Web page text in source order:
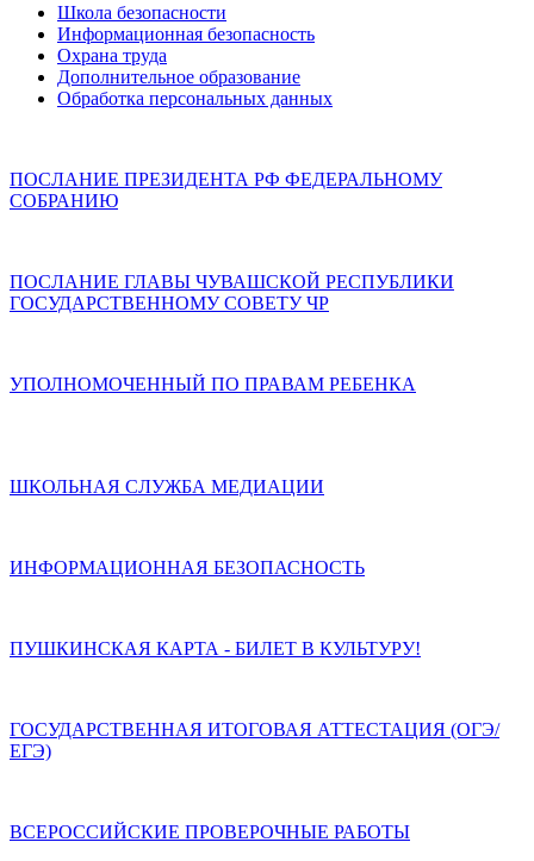
Школа безопасности
Информационная безопасность
Охрана труда
Дополнительное образование
Обработка персональных данных
ПОСЛАНИЕ ПРЕЗИДЕНТА РФ ФЕДЕРАЛЬНОМУ
СОБРАНИЮ
ПОСЛАНИЕ ГЛАВЫ ЧУВАШСКОЙ РЕСПУБЛИКИ
ГОСУДАРСТВЕННОМУ СОВЕТУ ЧР
УПОЛНОМОЧЕННЫЙ ПО ПРАВАМ РЕБЕНКА
ШКОЛЬНАЯ СЛУЖБА МЕДИАЦИИ
ИНФОРМАЦИОННАЯ БЕЗОПАСНОСТЬ
ПУШКИНСКАЯ КАРТА - БИЛЕТ В КУЛЬТУРУ!
ГОСУДАРСТВЕННАЯ ИТОГОВАЯ АТТЕСТАЦИЯ (ОГЭ/
ЕГЭ)
ВСЕРОССИЙСКИЕ ПРОВЕРОЧНЫЕ РАБОТЫ